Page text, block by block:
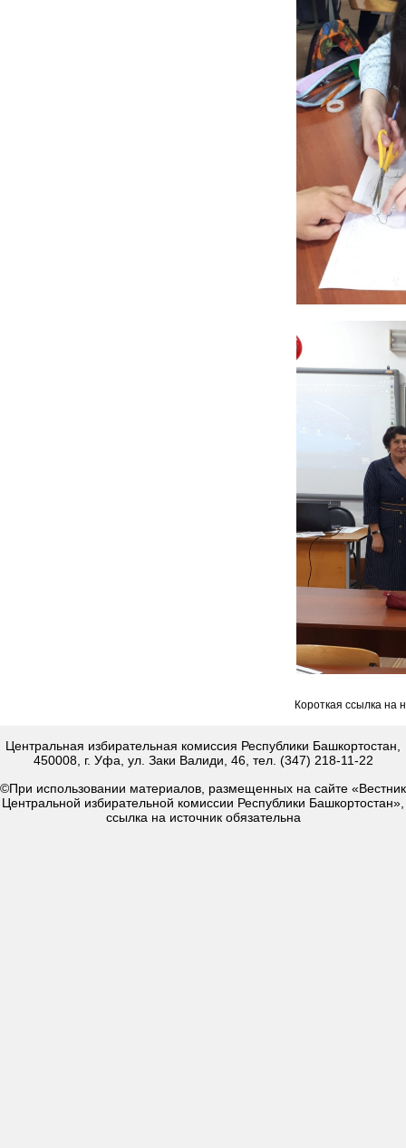
Короткая ссылка на
Центральная избирательная комиссия Республики Башкортостан,
450008, г. Уфа, ул. Заки Валиди, 46, тел. (347) 218-11-22
©При использовании материалов, размещенных на сайте «Вестник
Центральной избирательной комиссии Республики Башкортостан»,
ссылка на источник обязательна